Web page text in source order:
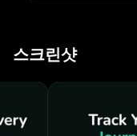
기능 원탭 기록 승리를 몇 초 안에 기록. 키보드 불필요, 마
건강한 생활, 생산성,
스크린샷